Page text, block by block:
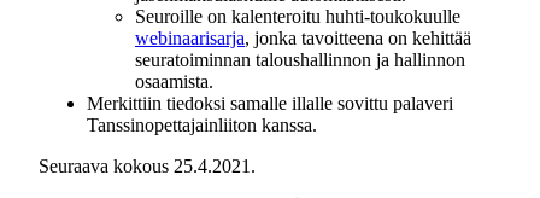
Seuroille on kalenteroitu huhti-toukokuulle
webinaarisarja, jonka tavoitteena on kehittää
seuratoiminnan taloushallinnon ja hallinnon
osaamista.
Merkittiin tiedoksi samalle illalle sovittu palaveri
Tanssinopettajainliiton kanssa.
Seuraava kokous 25.4.2021.